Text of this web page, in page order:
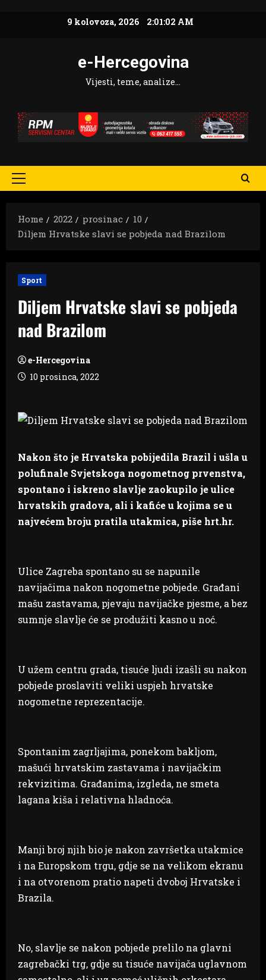
9 kolovoza, 2026 2:01:03 AM
e-Hercegovina
Vijesti, teme, analize…
Primary
Home
2022 prosinac
10
Diljem Hrvatske slavi se pobjeda nad Brazilom
Sport
Diljem Hrvatske slavi se pobjeda
nad Brazilom
e-Hercegovina
10 prosinca, 2022
Nakon što je Hrvatska pobijedila Brazil i ušla u
polufinale Svjetskoga nogometnog prvenstva,
spontano i iskreno slavlje zaokupilo je ulice
hrvatskih gradova, ali i kafiće u kojima se u
najvećem broju pratila utakmica, piše hrt.hr.
Ulice Zagreba spontano su se napunile
navijačima nakon nogometne pobjede. Građani
mašu zastavama, pjevaju navijačke pjesme, a bez
sumnje slavlje će se produžiti kasno u noć.
U užem centru grada, tisuće ljudi izašli su nakon
pobjede proslaviti veliki uspjeh hrvatske
nogometne reprezentacije.
Spontanim zagrljajima, ponekom bakljom,
mašući hrvatskim zastavama i navijačkim
rekvizitima. Građanima, izgleda, ne smeta
lagana kiša i relativna hladnoća.
Manji broj njih bio je nakon završetka utakmice
i na Europskom trgu, gdje se na velikom ekranu
i na otvorenom pratio napeti dvoboj Hrvatske i
Brazila.
No, slavlje se nakon pobjede prelilo na glavni
zagrebački trg, gdje su tisuće navijača uglavnom